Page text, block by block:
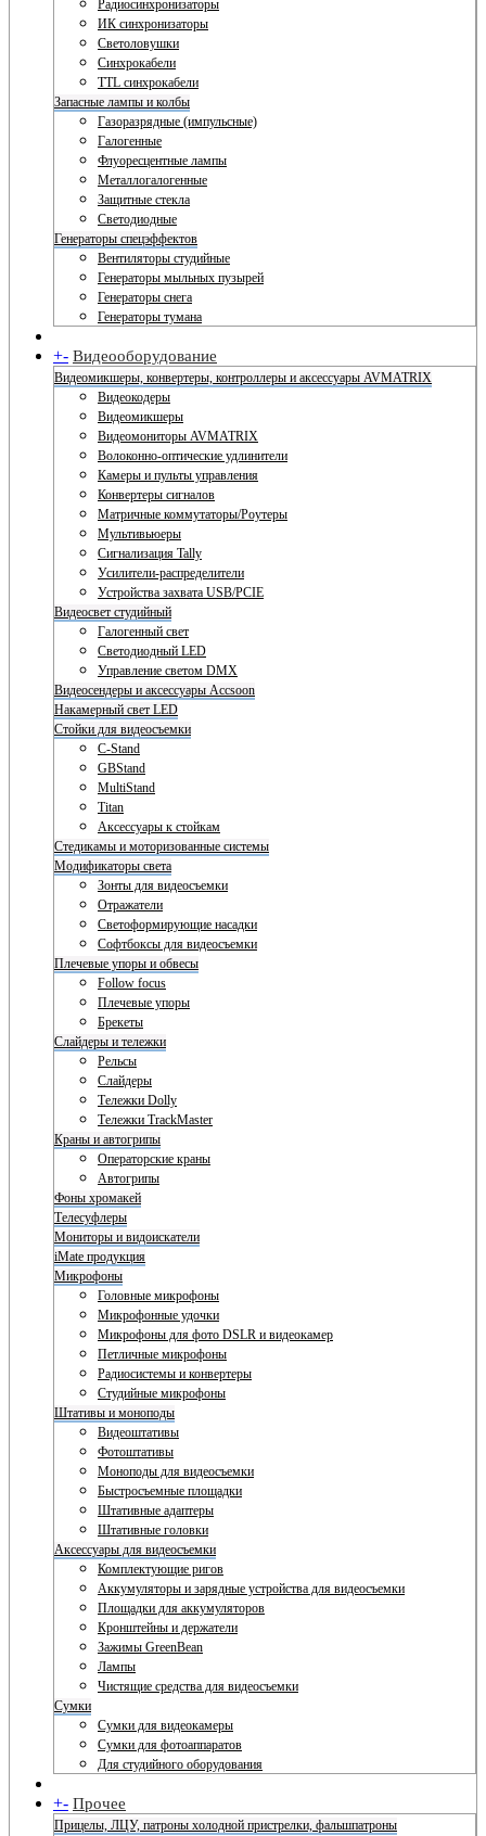
Радиосинхронизаторы
ИК синхронизаторы
Светоловушки
Синхрокабели
TTL синхрокабели
Запасные лампы и колбы
Газоразрядные (импульсные)
Галогенные
Флуоресцентные лампы
Металлогалогенные
Защитные стекла
Светодиодные
Генераторы спецэффектов
Вентиляторы студийные
Генераторы мыльных пузырей
Генераторы снега
Генераторы тумана
+- Видеооборудование
Видеомикшеры, конвертеры, контроллеры и аксессуары AVMATRIX
Видеокодеры
Видеомикшеры
Видеомониторы AVMATRIX
Волоконно-оптические удлинители
Камеры и пульты управления
Конвертеры сигналов
Матричные коммутаторы/Роутеры
Мультивьюеры
Сигнализация Tally
Усилители-распределители
Устройства захвата USB/PCIE
Видеосвет студийный
Галогенный свет
Светодиодный LED
Управление светом DMX
Видеосендеры и аксессуары Accsoon
Накамерный свет LED
Стойки для видеосъемки
C-Stand
GBStand
MultiStand
Titan
Аксессуары к стойкам
Стедикамы и моторизованные системы
Модификаторы света
Зонты для видеосъемки
Отражатели
Светоформирующие насадки
Софтбоксы для видеосъемки
Плечевые упоры и обвесы
Follow focus
Плечевые упоры
Брекеты
Слайдеры и тележки
Рельсы
Слайдеры
Тележки Dolly
Тележки TrackMaster
Краны и автогрипы
Операторские краны
Автогрипы
Фоны хромакей
Телесуфлеры
Мониторы и видоискатели
iMate продукция
Микрофоны
Головные микрофоны
Микрофонные удочки
Микрофоны для фото DSLR и видеокамер
Петличные микрофоны
Радиосистемы и конвертеры
Студийные микрофоны
Штативы и моноподы
Видеоштативы
Фотоштативы
Моноподы для видеосъемки
Быстросъемные площадки
Штативные адаптеры
Штативные головки
Аксессуары для видеосъемки
Комплектующие ригов
Аккумуляторы и зарядные устройства для видеосъемки
Площадки для аккумуляторов
Кронштейны и держатели
Зажимы GreenBean
Лампы
Чистящие средства для видеосъемки
Сумки
Сумки для видеокамеры
Сумки для фотоаппаратов
Для студийного оборудования
+- Прочее
Прицелы, ЛЦУ, патроны холодной пристрелки, фальшпатроны